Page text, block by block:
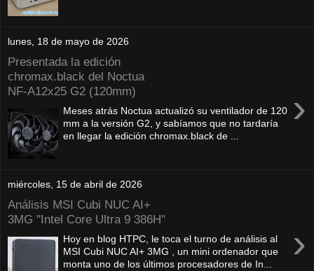
lunes, 18 de mayo de 2026
Presentada la edición
chromax.black del Noctua
NF‑A12x25 G2 (120mm)
›
Meses atrás Noctua actualizó su ventilador de 120
mm a la versión G2, y sabíamos que no tardaría
en llegar la edición chromax.black de ...
miércoles, 15 de abril de 2026
Análisis MSI Cubi NUC AI+
3MG "Intel Core Ultra 9 386H"
›
Hoy en blog HTPC, le toca el turno de análisis al
MSI Cubi NUC AI+ 3MG , un mini ordenador que
monta uno de los últimos procesadores de In...